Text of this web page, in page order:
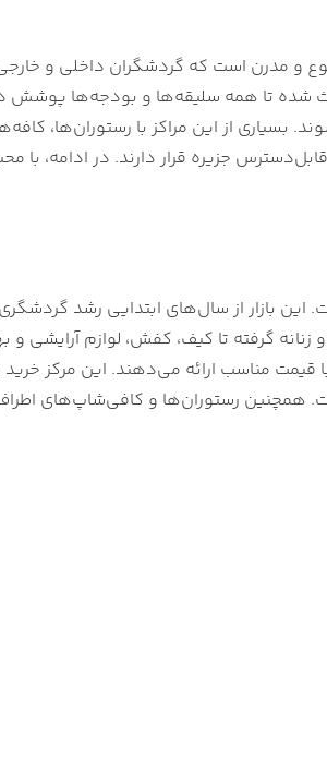
و مدرن است که گردشگران داخلی و
شده تا همه سلیقه‌ها و بودجه‌ها پوشش
بسیاری از این مراکز با رستوران‌ها،
جزیره قرار دارند. در ادامه، با
است. این بازار از سال‌های ابتدایی رشد
گرفته تا کیف، کفش، لوازم آرایشی و
فروشندگان در پردیس 1، اجناس وارداتی با قیمت مناسب ارائه می‌دهند.